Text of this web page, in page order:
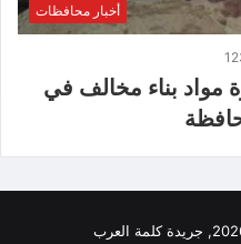
أخبار محافظات
مواد بناء مخالف في